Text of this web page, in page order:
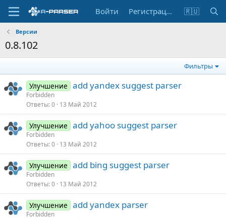
Войти Регистрация 🇷🇺
Версии
0.8.102
Фильтры
Улучшение add yandex suggest parser
Forbidden
Ответы 0 13 Май 2012
Улучшение add yahoo suggest parser
Forbidden
Ответы 0 13 Май 2012
Улучшение add bing suggest parser
Forbidden
Ответы 0 13 Май 2012
Улучшение add yandex parser
Forbidden